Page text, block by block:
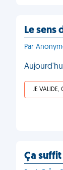
Le sens
Par
JE VALIDE,
Ça suffit